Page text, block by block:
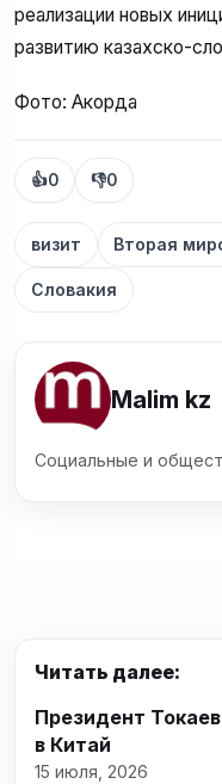
реализации новых
развитию казахско-
Фото: Акорда
👍0 👎0
визит Вторая
Словакия
Malim kz
Социальные и
Читать далее:
Президент
в Китай
15 июля, 2026